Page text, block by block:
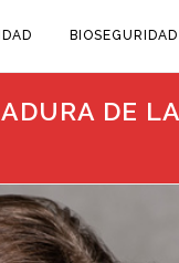
BIOSEGURIDAD
DE